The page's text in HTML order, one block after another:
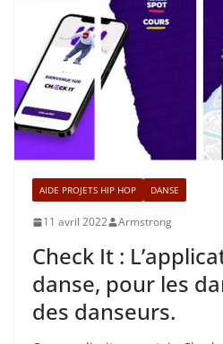
AIDE PROJETS HIP HOP DANSE
11 avril 2022 Armstrong
Check It :
danse, pour les
des danseurs.